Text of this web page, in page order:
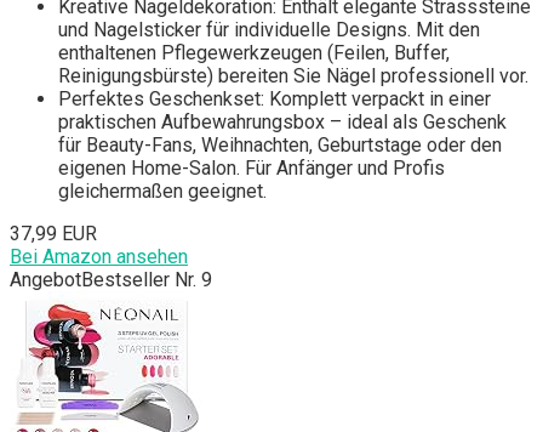
Kreative Nageldekoration: Enthält elegante Strasssteine
und Nagelsticker für individuelle Designs. Mit den
enthaltenen Pflegewerkzeugen (Feilen, Buffer,
Reinigungsbürste) bereiten Sie Nägel professionell vor.
Perfektes Geschenkset: Komplett verpackt in einer
praktischen Aufbewahrungsbox – ideal als Geschenk
für Beauty-Fans, Weihnachten, Geburtstage oder den
eigenen Home-Salon. Für Anfänger und Profis
gleichermaßen geeignet.
37,99 EUR
Bei Amazon ansehen
AngebotBestseller Nr. 9